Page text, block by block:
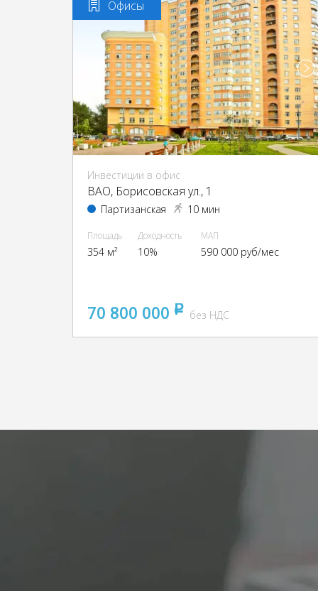
Офисы
Инвестиции в офис
ВАО, Борисовская ул., 1
Партизанская 10 мин
Площадь
354 м²
Доходность
10%
МАП
590 000 руб/мес
70 800 000 pуббез НДС